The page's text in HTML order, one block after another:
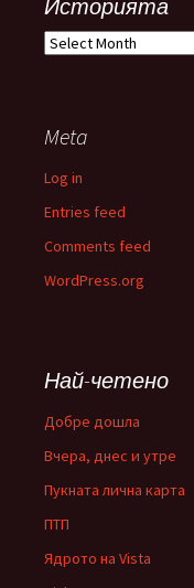
Историята
Историята
Meta
Log in
Entries feed
Comments feed
WordPress.org
Най-четено
Добре дошла
Вчера, днес и утре
Пукната лична карта
ПТП
Ядрото на Vista